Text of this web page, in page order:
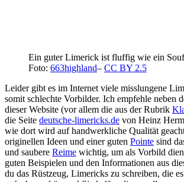
Ein guter Limerick ist fluffig wie ein
Foto: 663highland– CC BY 2.5
Leider gibt es im Internet viele misslungene
somit schlechte Vorbilder. Ich empfehle neben
dieser Website (vor allem die aus der Rubrik
die Seite deutsche-limericks.de von Heinz
wie dort wird auf handwerkliche Qualität
originellen Ideen und einer guten Pointe sind
und saubere Reime wichtig, um als Vorbild
guten Beispielen und den Informationen aus
du das Rüstzeug, Limericks zu schreiben, die